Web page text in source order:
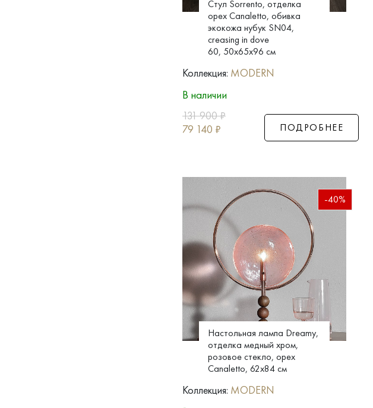
Стул Sorrento, отделка
орех Canaletto, обивка
экокожа нубук SN04,
creasing in dove
60, 50x65x96 см
Коллекция: MODERN
В наличии
131 900₽
79 140 ₽ ПОДРОБНЕЕ
-40%
Настольная лампа Dreamy,
отделка медный хром,
розовое стекло, орех
Canaletto, 62x84 см
Коллекция: MODERN